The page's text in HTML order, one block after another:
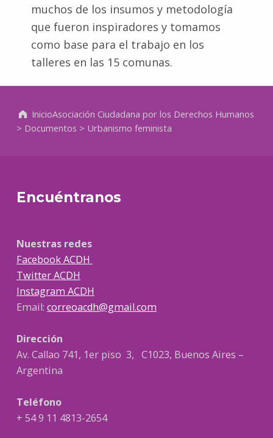
muchos de los insumos y metodología
que fueron inspiradores y tomamos
como base para el trabajo en los
talleres en las 15 comunas.
Volver a la navegación principal
InicioAsociación Ciudadana por los Derechos Humanos
> Documentos > Urbanismo feminista
Encuéntranos
Nuestras redes
Facebook ACDH
Twitter ACDH
Instagram ACDH
Email: correoacdh@gmail.com
Dirección
Av. Callao 741, 1er piso 3, C1023, Buenos Aires –
Argentina
Teléfono
+ 54 9 11 4813-2654